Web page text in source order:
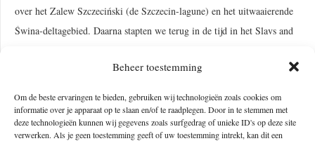
Beheer toestemming
Om de beste ervaringen te bieden, gebruiken wij technologieën zoals cookies om
informatie over je apparaat op te slaan en/of te raadplegen. Door in te stemmen met
deze technologieën kunnen wij gegevens zoals surfgedrag of unieke ID's op deze site
verwerken. Als je geen toestemming geeft of uw toestemming intrekt, kan dit een
over het Zalew Szczeciński (de Szczecin-lagune) en het uitwaaierende
Świna-deltagebied. Daarna stapten we terug in de tijd in het Slavs and
een levend Vikingdorp. Denk aan houten huizen, vuren waar pretzels
zwaarden smeden. De gids vertelde dat zelfs Epic Games hier 3D-scans
maakte voor games en digitale archieven.